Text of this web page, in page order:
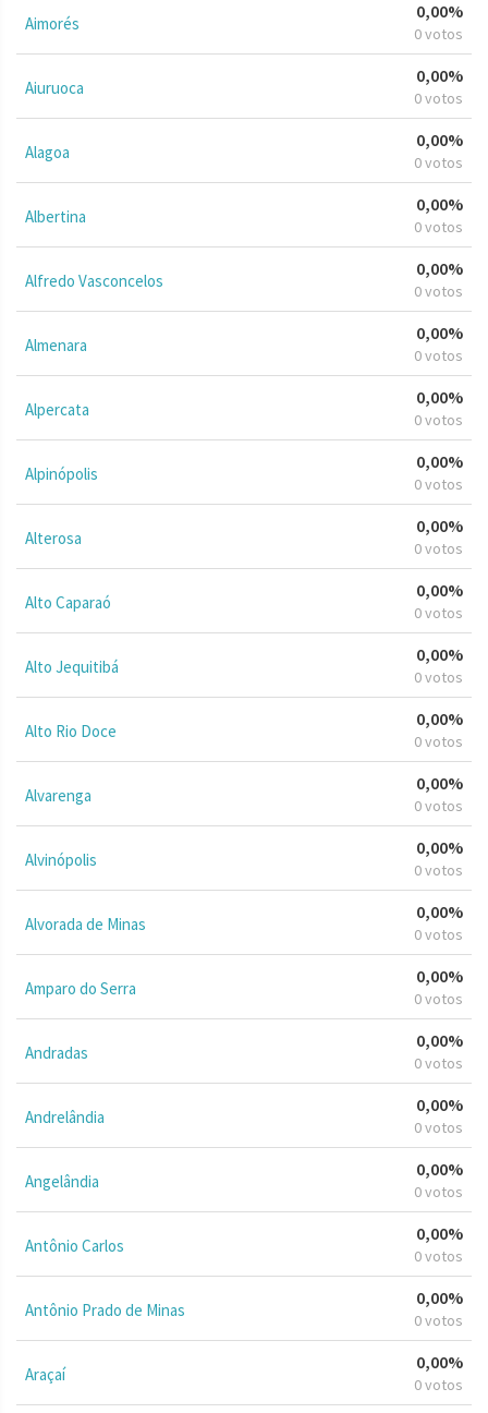
Aimorés
0,00%
0 votos
Aiuruoca
0,00%
0 votos
Alagoa
0,00%
0 votos
Albertina
0,00%
0 votos
Alfredo Vasconcelos
0,00%
0 votos
Almenara
0,00%
0 votos
Alpercata
0,00%
0 votos
Alpinópolis
0,00%
0 votos
Alterosa
0,00%
0 votos
Alto Caparaó
0,00%
0 votos
Alto Jequitibá
0,00%
0 votos
Alto Rio Doce
0,00%
0 votos
Alvarenga
0,00%
0 votos
Alvinópolis
0,00%
0 votos
Alvorada de Minas
0,00%
0 votos
Amparo do Serra
0,00%
0 votos
Andradas
0,00%
0 votos
Andrelândia
0,00%
0 votos
Angelândia
0,00%
0 votos
Antônio Carlos
0,00%
0 votos
Antônio Prado de Minas
0,00%
0 votos
Araçaí
0,00%
0 votos